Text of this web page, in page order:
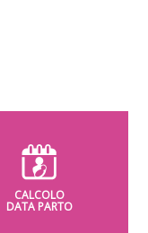
CALCOLO
DATA PARTO